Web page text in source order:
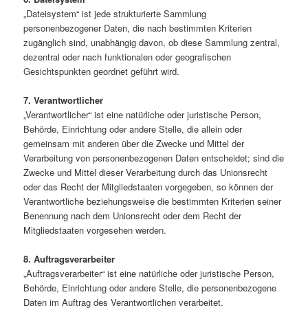
„Dateisystem“ ist jede strukturierte Sammlung
personenbezogener Daten, die nach bestimmten Kriterien
zugänglich sind, unabhängig davon, ob diese Sammlung zentral,
dezentral oder nach funktionalen oder geografischen
Gesichtspunkten geordnet geführt wird.
7. Verantwortlicher
„Verantwortlicher“ ist eine natürliche oder juristische Person,
Behörde, Einrichtung oder andere Stelle, die allein oder
gemeinsam mit anderen über die Zwecke und Mittel der
Verarbeitung von personenbezogenen Daten entscheidet; sind die
Zwecke und Mittel dieser Verarbeitung durch das Unionsrecht
oder das Recht der Mitgliedstaaten vorgegeben, so können der
Verantwortliche beziehungsweise die bestimmten Kriterien seiner
Benennung nach dem Unionsrecht oder dem Recht der
Mitgliedstaaten vorgesehen werden.
8. Auftragsverarbeiter
„Auftragsverarbeiter“ ist eine natürliche oder juristische Person,
Behörde, Einrichtung oder andere Stelle, die personenbezogene
Daten im Auftrag des Verantwortlichen verarbeitet.